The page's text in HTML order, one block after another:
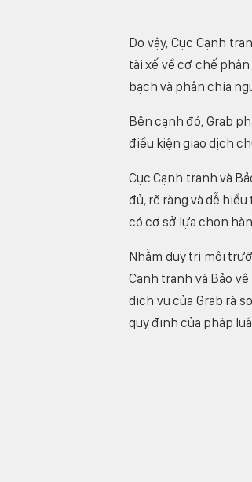
Do vậy, Cục Cạnh
tài xế về cơ chế
bạch và phân chia
Bên cạnh đó, Grab
điều kiện giao dịch
Cục Cạnh tranh và
đủ, rõ ràng và dễ
có cơ sở lựa chọn
Nhằm duy trì môi
Cạnh tranh và Bảo
dịch vụ của Grab rà
quy định của pháp